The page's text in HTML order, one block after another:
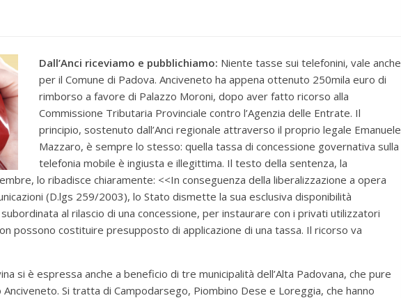
Dall’Anci riceviamo e pubblichiamo: Niente tasse sui telefonini, vale anche
per il Comune di Padova. Anciveneto ha appena ottenuto 250mila euro di
rimborso a favore di Palazzo Moroni, dopo aver fatto ricorso alla
Commissione Tributaria Provinciale contro l’Agenzia delle Entrate. Il
principio, sostenuto dall’Anci regionale attraverso il proprio legale Emanuele
Mazzaro, è sempre lo stesso: quella tassa di concessione governativa sulla
telefonia mobile è ingiusta e illegittima. Il testo della sentenza, la
lo ribadisce chiaramente: <<In conseguenza della liberalizzazione a opera
(D.lgs 259/2003), lo Stato dismette la sua esclusiva disponibilità
al rilascio di una concessione, per instaurare con i privati utilizzatori
possono costituire presupposto di applicazione di una tassa. Il ricorso va
si è espressa anche a beneficio di tre municipalità dell’Alta Padovana, che pure
Si tratta di Campodarsego, Piombino Dese e Loreggia, che hanno